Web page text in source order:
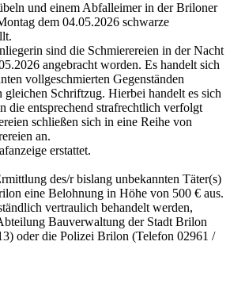
und einem Abfalleimer in der Briloner
dem 04.05.2026 schwarze
sind die Schmierereien in der Nacht
angebracht worden. Es handelt sich
vollgeschmierten Gegenständen
gleichen Schriftzug. Hierbei handelt es sich
die entsprechend strafrechtlich verfolgt
schließen sich in eine Reihe von
an.
erstattet.
des/r bislang unbekannten Täter(s)
eine Belohnung in Höhe von 500 € aus.
vertraulich behandelt werden,
Bauverwaltung der Stadt Brilon
oder die Polizei Brilon (Telefon 02961 /